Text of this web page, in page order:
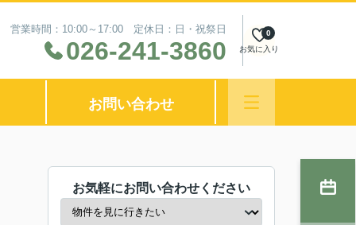
営業時間：10:00～17:00 定休日：日・祝祭日
026-241-3860 お気に入り
0
お問い合わせ
お気軽にお問い合わせください